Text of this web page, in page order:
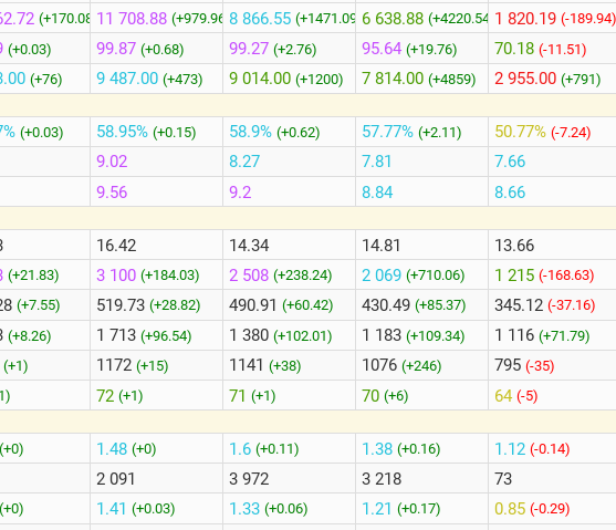
(+170.08)
(+0.03)
(+76)
(+0.03)
(+21.83)
(+7.55)
(+8.26)
(+1)
(+0)
(+0)
11 708.88 (+979.96)
99.87 (+0.68)
9 487.00 (+473)
58.95% (+0.15)
9.02
9.56
16.42
3 100 (+184.03)
519.73 (+28.82)
1 713 (+96.54)
1172 (+15)
72 (+1)
1.48 (+0)
2 091
1.41 (+0.03)
8 866.55 (+1471.09)
99.27 (+2.76)
9 014.00 (+1200)
58.9% (+0.62)
8.27
9.2
14.34
2 508 (+238.24)
490.91 (+60.42)
1 380 (+102.01)
1141 (+38)
71 (+1)
1.6 (+0.11)
3 972
1.33 (+0.06)
6 638.88 (+4220.54)
95.64 (+19.76)
7 814.00 (+4859)
57.77% (+2.11)
7.81
8.84
14.81
2 069 (+710.06)
430.49 (+85.37)
1 183 (+109.34)
1076 (+246)
70 (+6)
1.38 (+0.16)
3 218
1.21 (+0.17)
1 820.19 (-189.94)
70.18 (-11.51)
2 955.00 (+791)
50.77% (-7.24)
7.66
8.66
13.66
1 215 (-168.63)
345.12 (-37.16)
1 116 (+71.79)
795 (-35)
64 (-5)
1.12 (-0.14)
73
0.85 (-0.29)